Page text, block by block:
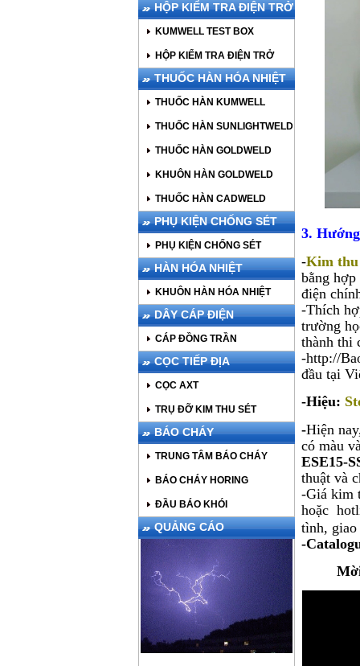
HỘP KIỂM TRA ĐIỆN TRỞ
KUMWELL TEST BOX
HỘP KIỂM TRA ĐIỆN TRỞ
THUỐC HÀN HÓA NHIỆT
THUỐC HÀN KUMWELL
THUỐC HÀN SUNLIGHTWELD
THUỐC HÀN GOLDWELD
KHUÔN HÀN GOLDWELD
THUỐC HÀN CADWELD
PHỤ KIỆN CHỐNG SÉT
PHỤ KIỆN CHỐNG SÉT
HÀN HÓA NHIỆT
KHUÔN HÀN HÓA NHIỆT
DÂY CÁP ĐIỆN
CÁP ĐỒNG TRẦN
CỌC TIẾP ĐỊA
CỌC AXT
TRỤ ĐỠ KIM THU SÉT
BÁO CHÁY
TRUNG TÂM BÁO CHÁY
BÁO CHÁY HORING
ĐẦU BÁO KHÓI
QUẢNG CÁO
3.
-Kim thu
bằng
điện
-Thích
trường
thành thi
-http://
đầu tại
-Hiệu:
-Hiện
có màu
ESE15-
thuật và
-Giá kim
hoặc
tình, giao
-